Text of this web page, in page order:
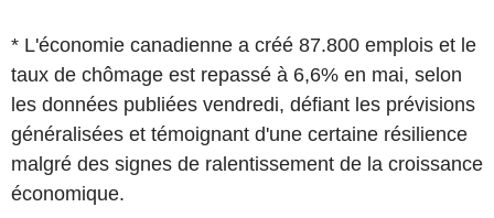
* L'économie canadienne a créé 87.800 emplois et le
taux de chômage est repassé à 6,6% en mai, selon
les données publiées vendredi, défiant les prévisions
généralisées et témoignant d'une certaine résilience
malgré des signes de ralentissement de la croissance
économique.